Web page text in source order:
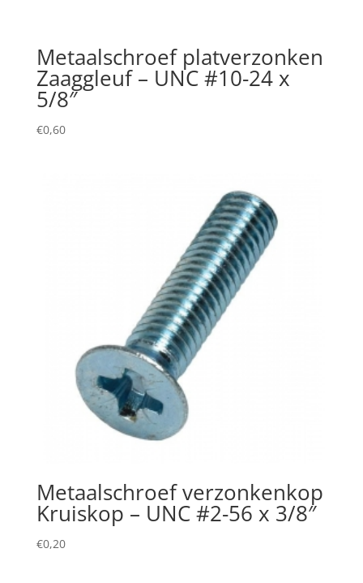
Metaalschroef platverzonken
Zaaggleuf – UNC #10-24 x
5/8″
€0,60
Metaalschroef verzonkenkop
Kruiskop – UNC #2-56 x 3/8″
€0,20